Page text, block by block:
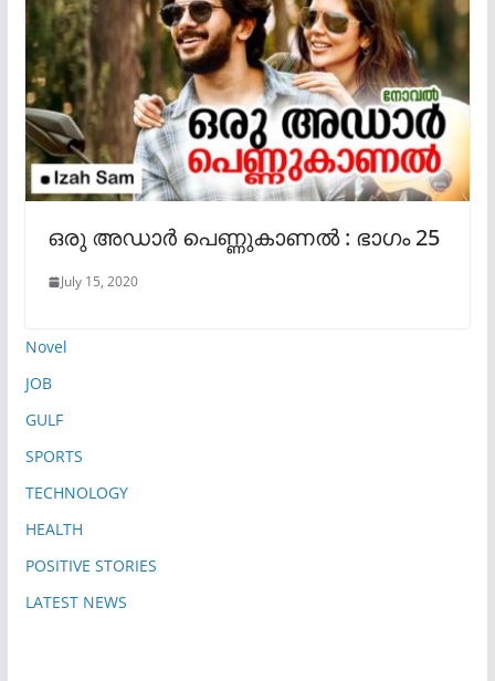
ഒരു അഡാർ പെണ്ണുകാണൽ : ഭാഗം 25
July 15, 2020
Novel
JOB
GULF
SPORTS
TECHNOLOGY
HEALTH
POSITIVE STORIES
LATEST NEWS